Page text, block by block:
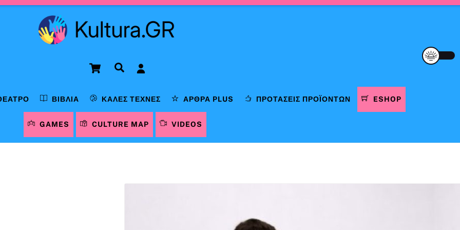
Cart Αναζήτηση
ΒΙΒΛΊΑ ΚΑΛΈΣ ΤΈΧΝΕΣ ΆΡΘΡΑ PLUS ΠΡΟΤΆΣΕΙΣ ΠΡΟΪΌΝΤΩΝ ESHOP
GAMES CULTURE MAP VIDEOS